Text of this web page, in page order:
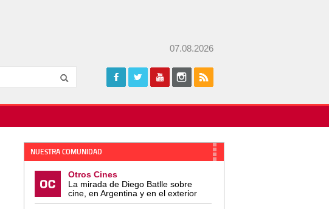
07.08.2026
NUESTRA COMUNIDAD
Otros Cines
La mirada de Diego Batlle sobre
cine, en Argentina y en el exterior